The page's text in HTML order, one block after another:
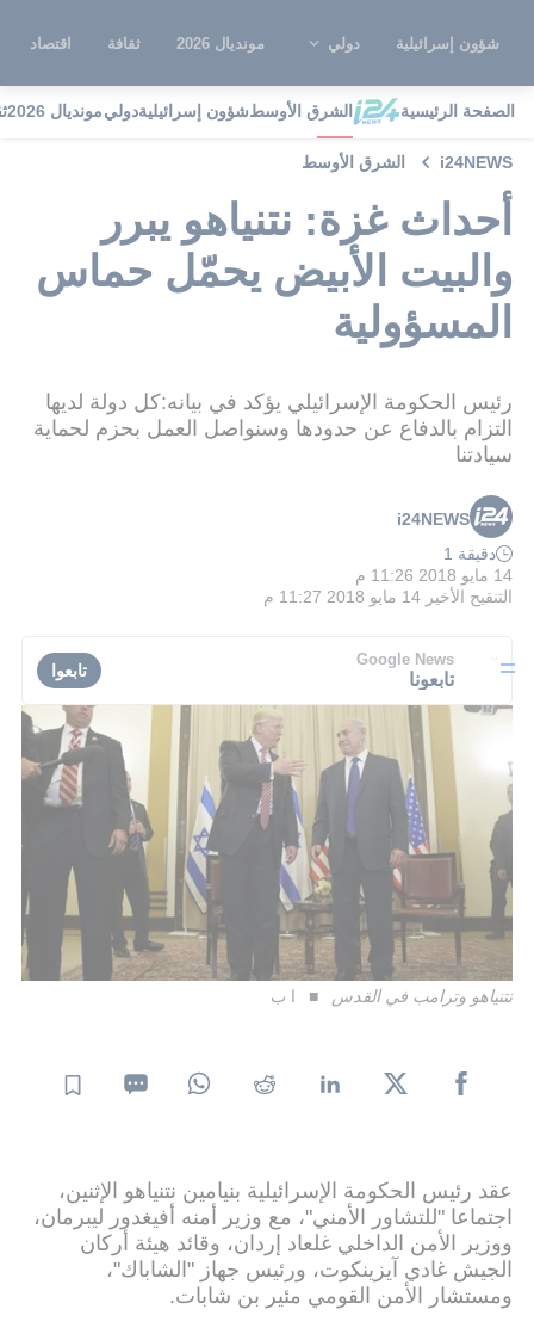
شؤون إسرائيلية دولي مونديال 2026 ثقافة اقتصاد
الصفحة الرئيسية الشرق الأوسطشؤون إسرائيليةدوليمونديال 2026
i24NEWS الشرق الأوسط
أحداث غزة: نتنياهو يبرر
والبيت الأبيض يحمّل حماس
المسؤولية
رئيس الحكومة الإسرائيلي يؤكد في بيانه:كل دولة لديها
التزام بالدفاع عن حدودها وسنواصل العمل بحزم لحماية
سيادتنا
i24NEWS
دقيقة 1
14 مايو 2018 11:26 م
التنقيح الأخير 14 مايو 2018 11:27 م
Google News
تابعونا تابعوا
نتنياهو وترامب في القدس ا ب
عقد رئيس الحكومة الإسرائيلية بنيامين نتنياهو الإثنين،
اجتماعا "للتشاور الأمني"، مع وزير أمنه أفيغدور ليبرمان،
ووزير الأمن الداخلي غلعاد إردان، وقائد هيئة أركان
الجيش غادي آيزينكوت، ورئيس جهاز "الشاباك"،
ومستشار الأمن القومي مئير بن شابات.